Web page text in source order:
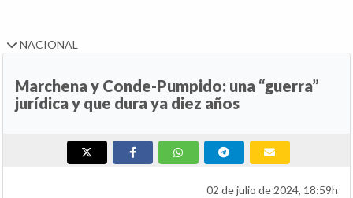
NACIONAL
Marchena y Conde-Pumpido: una “guerra”
jurídica y que dura ya diez años
02 de julio de 2024, 18:59h